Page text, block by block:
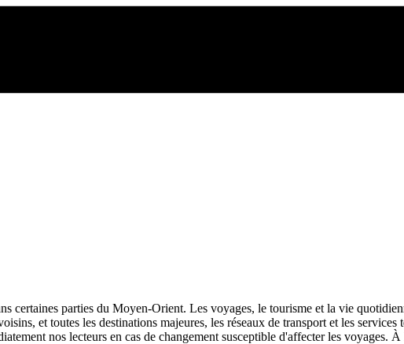
certaines parties du Moyen-Orient. Les voyages, le tourisme et la vie
et toutes les destinations majeures, les réseaux de transport et les
nos lecteurs en cas de changement susceptible d'affecter les voyages.